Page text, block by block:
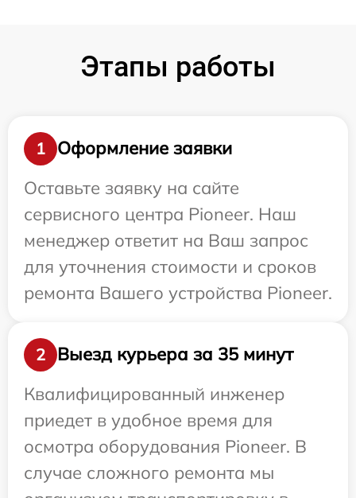
Этапы работы
1
Оформление заявки
Оставьте заявку на сайте
сервисного центра Pioneer. Наш
менеджер ответит на Ваш запрос
для уточнения стоимости и сроков
ремонта Вашего устройства Pioneer.
2
Выезд курьера за 35 минут
Квалифицированный инженер
приедет в удобное время для
осмотра оборудования Pioneer. В
случае сложного ремонта мы